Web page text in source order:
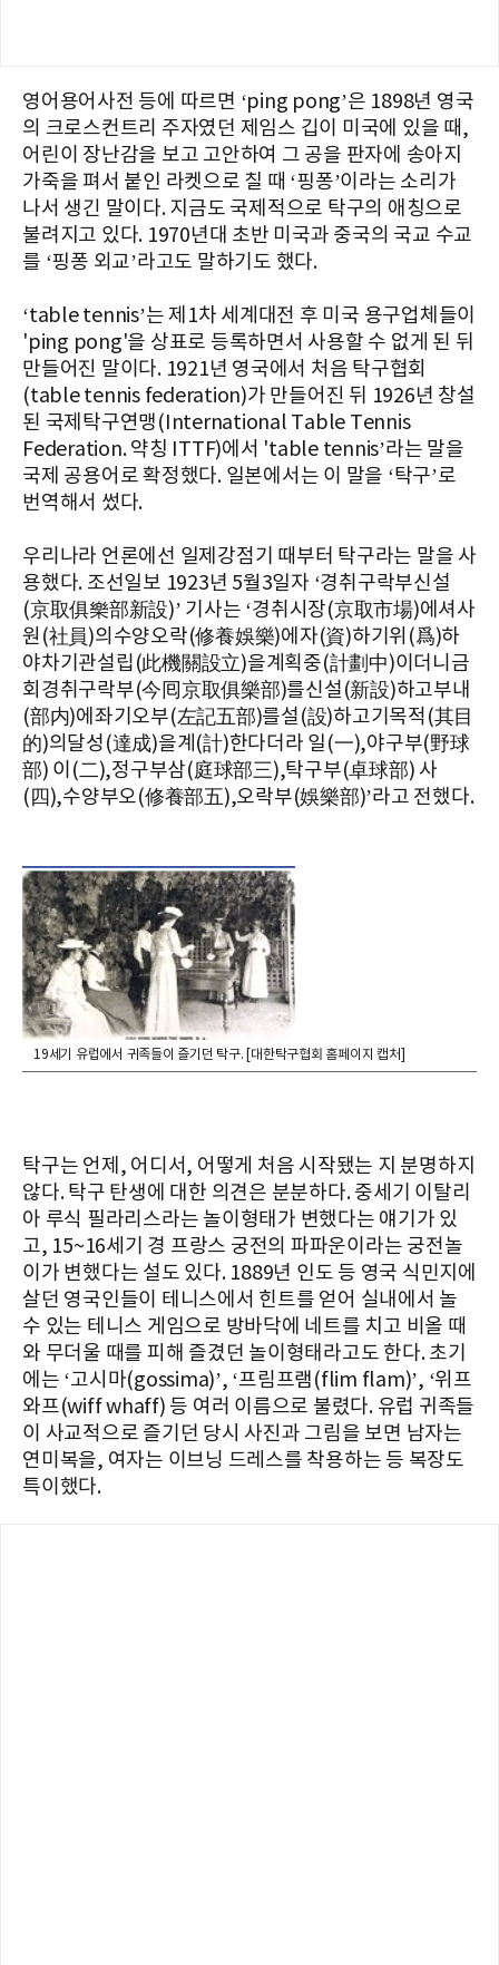
영어용어사전 등에 따르면 ‘ping pong’은 1898년 영국
의 크로스컨트리 주자였던 제임스 깁이 미국에 있을 때,
어린이 장난감을 보고 고안하여 그 공을 판자에 송아지
가죽을 펴서 붙인 라켓으로 칠 때 ‘핑퐁’이라는 소리가
나서 생긴 말이다. 지금도 국제적으로 탁구의 애칭으로
불려지고 있다. 1970년대 초반 미국과 중국의 국교 수교
를 ‘핑퐁 외교’라고도 말하기도 했다.
‘table tennis’는 제1차 세계대전 후 미국 용구업체들이
'ping pong'을 상표로 등록하면서 사용할 수 없게 된 뒤
만들어진 말이다. 1921년 영국에서 처음 탁구협회
(table tennis federation)가 만들어진 뒤 1926년 창설
된 국제탁구연맹(International Table Tennis
Federation. 약칭 ITTF)에서 'table tennis’라는 말을
국제 공용어로 확정했다. 일본에서는 이 말을 ‘탁구’로
번역해서 썼다.
우리나라 언론에선 일제강점기 때부터 탁구라는 말을 사
용했다. 조선일보 1923년 5월3일자 ‘경취구락부신설
(京取俱樂部新設)’ 기사는 ‘경취시장(京取市場)에셔사
원(社員)의수양오락(修養娛樂)에자(資)하기위(爲)하
야차기관설립(此機關設立)을계획중(計劃中)이더니금
회경취구락부(今囘京取俱樂部)를신설(新設)하고부내
(部内)에좌기오부(左記五部)를설(設)하고기목적(其目
的)의달성(達成)을계(計)한다더라 일(一),야구부(野球
部) 이(二),정구부삼(庭球部三),탁구부(卓球部) 사
(四),수양부오(修養部五),오락부(娛樂部)’라고 전했다.
19세기 유럽에서 귀족들이 즐기던 탁구. [대한탁구협회 홈페이지 캡처]
탁구는 언제, 어디서, 어떻게 처음 시작됐는 지 분명하지
않다. 탁구 탄생에 대한 의견은 분분하다. 중세기 이탈리
아 루식 필라리스라는 놀이형태가 변했다는 얘기가 있
고, 15~16세기 경 프랑스 궁전의 파파운이라는 궁전놀
이가 변했다는 설도 있다. 1889년 인도 등 영국 식민지에
살던 영국인들이 테니스에서 힌트를 얻어 실내에서 놀
수 있는 테니스 게임으로 방바닥에 네트를 치고 비올 때
와 무더울 때를 피해 즐겼던 놀이형태라고도 한다. 초기
에는 ‘고시마(gossima)’, ‘프림프램(flim flam)’, ‘위프
와프(wiff whaff) 등 여러 이름으로 불렸다. 유럽 귀족들
이 사교적으로 즐기던 당시 사진과 그림을 보면 남자는
연미복을, 여자는 이브닝 드레스를 착용하는 등 복장도
특이했다.